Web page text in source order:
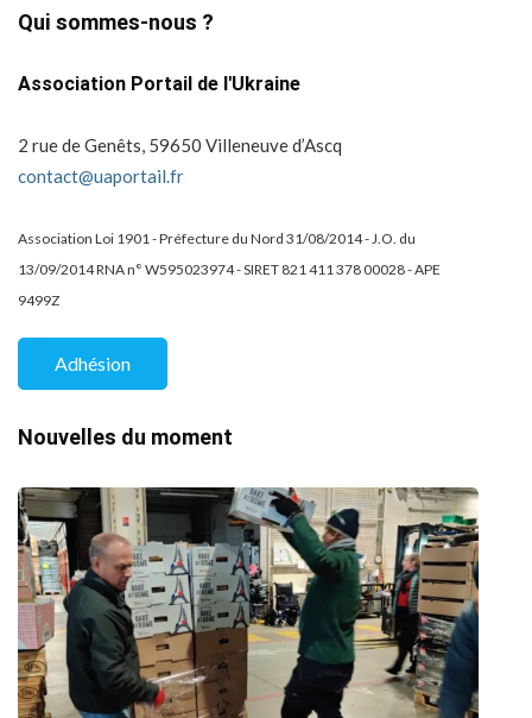
Qui sommes-nous ?
Association Portail de l'Ukraine
2 rue de Genêts, 59650 Villeneuve d’Ascq
contact@uaportail.fr
Association Loi 1901 - Préfecture du Nord 31/08/2014 - J.O. du
13/09/2014 RNA n° W595023974 - SIRET 821 411 378 00028 - APE
9499Z
Adhésion
Nouvelles du moment